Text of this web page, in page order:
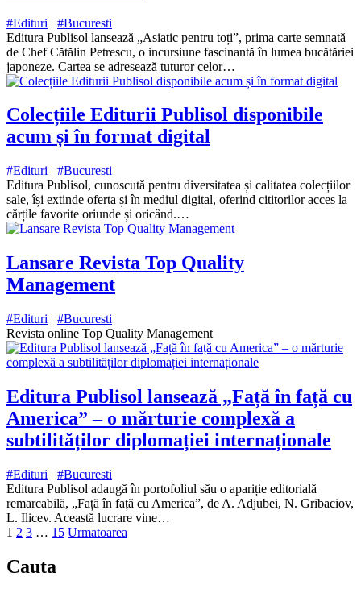
#Edituri
#Bucuresti
Editura Publisol lansează „Asiatic pentru toți”, prima carte semnată
de Chef Cătălin Petrescu, o incursiune fascinantă în lumea bucătăriei
japoneze. Cartea se adresează tuturor celor…
Colecțiile Editurii Publisol disponibile
acum și în format digital
#Edituri
#Bucuresti
Editura Publisol, cunoscută pentru diversitatea și calitatea colecțiilor
sale, își extinde oferta și în mediul digital, oferind cititorilor acces la
cărțile favorite oriunde și oricând.…
Lansare Revista Top Quality
Management
#Edituri
#Bucuresti
Revista online Top Quality Management
Editura Publisol lansează „Față în față cu
America” – o mărturie complexă a
subtilităților diplomației internaționale
#Edituri
#Bucuresti
Editura Publisol adaugă în portofoliul său o apariție editorială
remarcabilă, „Față în față cu America”, de A. Adjubei, N. Gribaciov,
L. Ilicev. Această lucrare vine…
1 2 3 … 15 Urmatoarea
Cauta